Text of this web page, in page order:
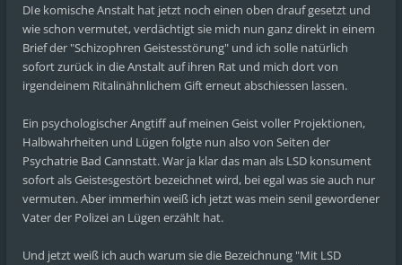
DIe komische Anstalt hat jetzt noch einen oben drauf gesetzt und
wie schon vermutet, verdächtigt sie mich nun ganz direkt in einem
Brief der "Schizophren Geistesstörung" und ich solle natürlich
sofort zurück in die Anstalt auf ihren Rat und mich dort von
irgendeinem Ritalinähnlichem Gift erneut abschiessen lassen.
Ein psychologischer Angtiff auf meinen Geist voller Projektionen,
Halbwahrheiten und Lügen folgte nun also von Seiten der
Psychatrie Bad Cannstatt. War ja klar das man als LSD konsument
sofort als Geistesgestört bezeichnet wird, bei egal was sie auch nur
vermuten. Aber immerhin weiß ich jetzt was mein senil gewordener
Vater der Polizei an Lügen erzählt hat.
Und jetzt weiß ich auch warum sie die Bezeichnung "Mit LSD